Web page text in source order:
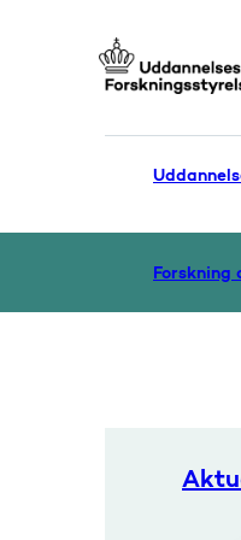
Forskning